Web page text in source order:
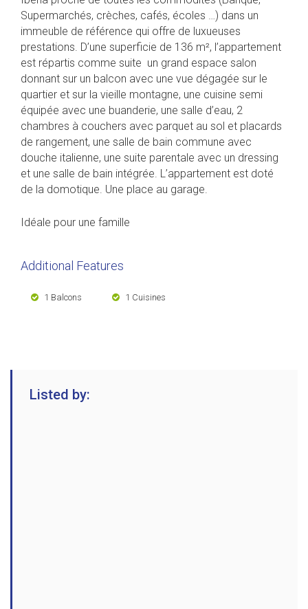
Supermarchés, crèches, cafés, écoles …) dans un
immeuble de référence qui offre de luxueuses
prestations. D’une superficie de 136 m², l’appartement
est répartis comme suite un grand espace salon
donnant sur un balcon avec une vue dégagée sur le
quartier et sur la vieille montagne, une cuisine semi
équipée avec une buanderie, une salle d’eau, 2
chambres à couchers avec parquet au sol et placards
de rangement, une salle de bain commune avec
douche italienne, une suite parentale avec un dressing
et une salle de bain intégrée. L’appartement est doté
de la domotique. Une place au garage.
Idéale pour une famille
Additional Features
1 Balcons 1 Cuisines
Listed by: